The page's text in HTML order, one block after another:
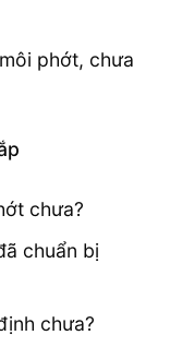
phớt, chưa
chưa?
chuẩn bị
chưa?